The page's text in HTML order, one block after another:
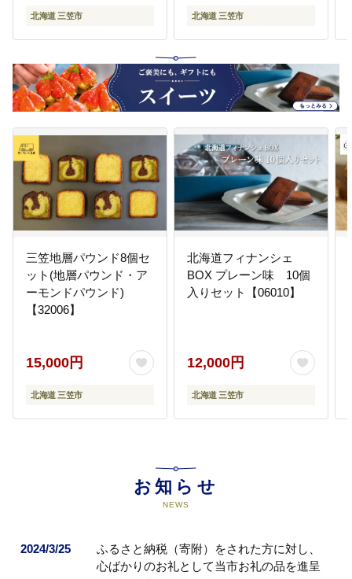
北海道 三笠市 北海道 三笠市
三笠地層パウンド8個セ
ット(地層パウンド・ア
ーモンドパウンド)
【32006】
15,000円
北海道 三笠市
北海道フィナンシェ
BOX プレーン味 10個
入りセット【06010】
12,000円
北海道 三笠市
お知らせ
NEWS
2024/3/25
ふるさと納税（寄附）をされた方に対し、
心ばかりのお礼として当市お礼の品を進呈